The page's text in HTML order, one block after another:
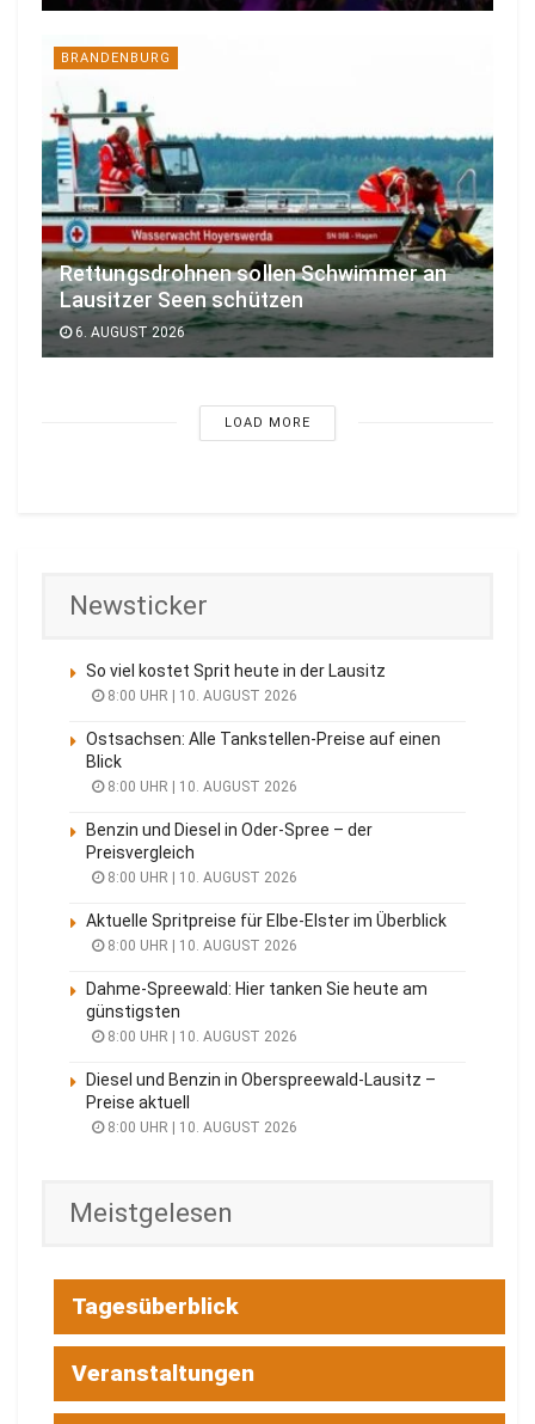
BRANDENBURG
Rettungsdrohnen sollen Schwimmer an
Lausitzer Seen schützen
6. AUGUST 2026
LOAD MORE
Newsticker
So viel kostet Sprit heute in der Lausitz
8:00 UHR | 10. AUGUST 2026
Ostsachsen: Alle Tankstellen-Preise auf einen
Blick
8:00 UHR | 10. AUGUST 2026
Benzin und Diesel in Oder-Spree – der
Preisvergleich
8:00 UHR | 10. AUGUST 2026
Aktuelle Spritpreise für Elbe-Elster im Überblick
8:00 UHR | 10. AUGUST 2026
Dahme-Spreewald: Hier tanken Sie heute am
günstigsten
8:00 UHR | 10. AUGUST 2026
Diesel und Benzin in Oberspreewald-Lausitz –
Preise aktuell
8:00 UHR | 10. AUGUST 2026
Meistgelesen
Tagesüberblick
Veranstaltungen